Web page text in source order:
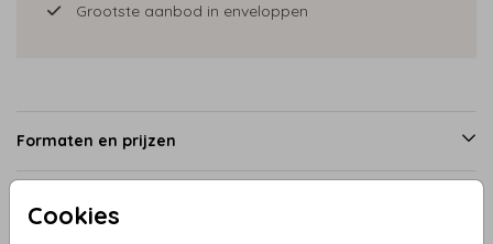
Cookies
Grootste aanbod in enveloppen
Formaten en prijzen
Productinformatie